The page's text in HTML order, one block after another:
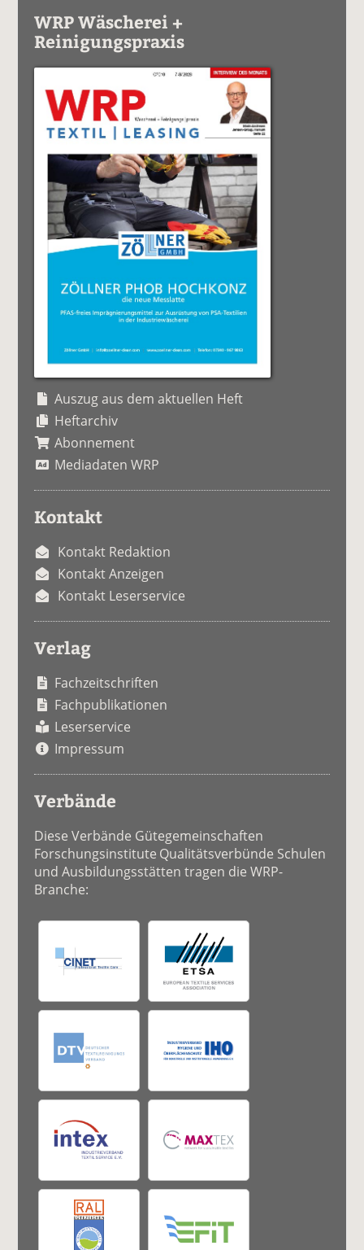
WRP Wäscherei +
Reinigungspraxis
Auszug aus dem aktuellen Heft
Heftarchiv
Abonnement
Mediadaten WRP
Kontakt
Kontakt Redaktion
Kontakt Anzeigen
Kontakt Leserservice
Verlag
Fachzeitschriften
Fachpublikationen
Leserservice
Impressum
Verbände
Diese Verbände Gütegemeinschaften
Forschungsinstitute Qualitätsverbünde Schulen
und Ausbildungsstätten tragen die WRP-
Branche: